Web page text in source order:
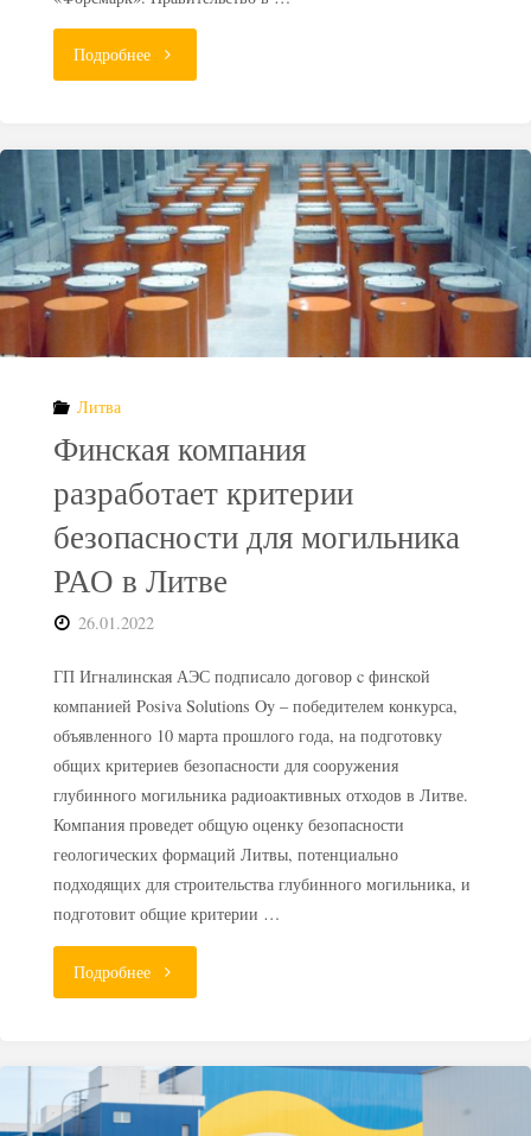
Подробнее"Правительство
одобрило
создание
хранилища
ядерных
отходов"
Литва
Финская компания
разработает критерии
безопасности для могильника
РАО в Литве
26.01.2022
ГП Игналинская АЭС подписало договор c финской
компанией Posiva Solutions Oy – победителем конкурса,
объявленного 10 марта прошлого года, на подготовку
общих критериев безопасности для сооружения
глубинного могильника радиоактивных отходов в Литве.
Компания проведет общую оценку безопасности
геологических формаций Литвы, потенциально
подходящих для строительства глубинного могильника, и
подготовит общие критерии …
Подробнее"Финская
разработает
критерии